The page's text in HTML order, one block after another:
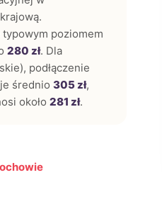
poziomem
280 zł. Dla
podłączenie
średnio 305 zł,
około 281 zł.